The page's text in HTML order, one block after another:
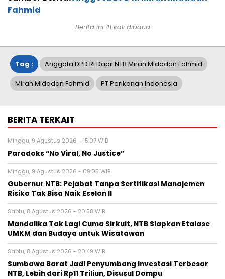
Fahmid
Berita ini 41 kali dibaca
Tag : Anggota DPD RI Dapil NTB Mirah Midadan Fahmid
Mirah Midadan Fahmid PT Perikanan Indonesia
BERITA TERKAIT
Minggu, 9 Agustus 2026 - 15:07 WIB
Paradoks “No Viral, No Justice”
Minggu, 9 Agustus 2026 - 09:05 WIB
Gubernur NTB: Pejabat Tanpa Sertifikasi Manajemen
Risiko Tak Bisa Naik Eselon II
Sabtu, 8 Agustus 2026 - 20:58 WIB
Mandalika Tak Lagi Cuma Sirkuit, NTB Siapkan Etalase
UMKM dan Budaya untuk Wisatawan
Sabtu, 8 Agustus 2026 - 20:49 WIB
Sumbawa Barat Jadi Penyumbang Investasi Terbesar
NTB, Lebih dari Rp11 Triliun, Disusul Dompu